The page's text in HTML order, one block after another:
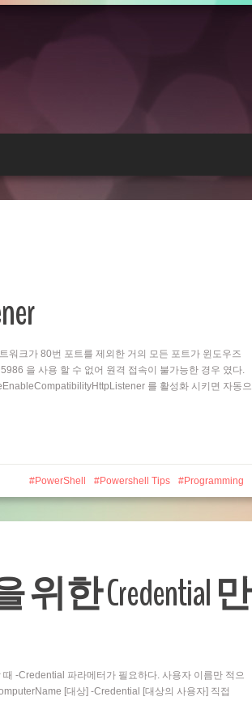
워크가 80번 포트를 제외한 거의 모든 포트가 윈도우즈
을 사용 할 수 없어 원격 접속이 불가능한 경우 였다.
를 활성화 시키면 자동으
PowerShell Powershell Tips Programming
위한 Credential 만
-Credential 파라메터가 필요하다. 사용자 이름만 적으
[대상] -Credential [대상의 사용자] 직접